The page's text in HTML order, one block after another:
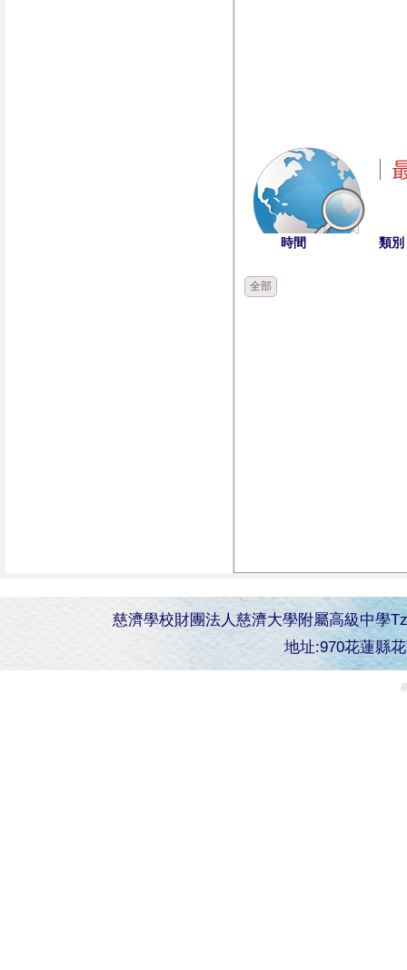
時間 類別
全部
慈濟學校財團法人慈濟大學附屬高級中學
地址:970花蓮縣